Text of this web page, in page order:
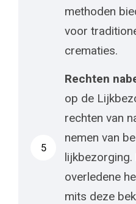
methoden
voor
crematies.
5
Rechten
op de
rechten van
nemen van
lijkbezorging.
overledene
mits deze